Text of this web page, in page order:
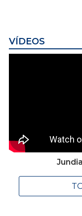
VÍDEOS